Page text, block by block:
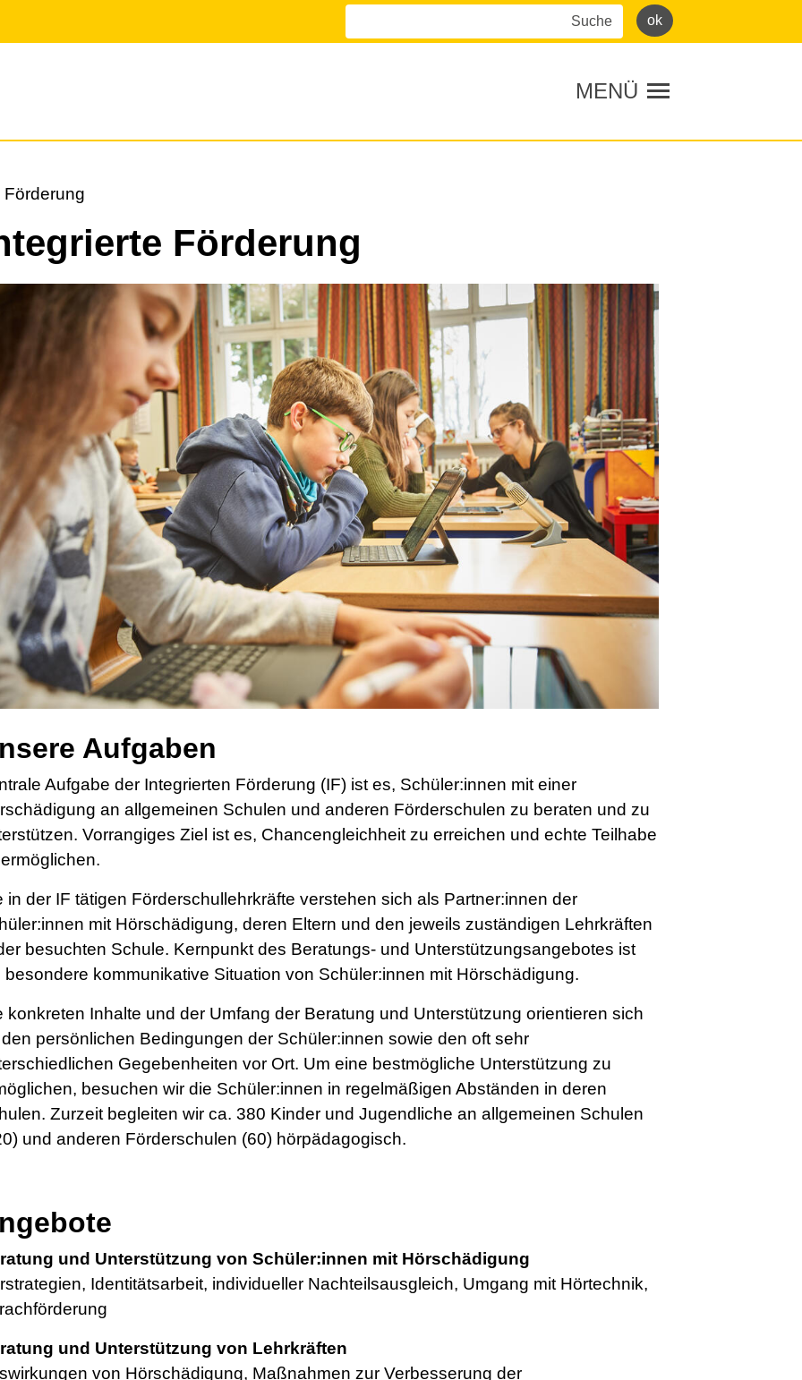
MENÜ Toggle navigation
Förderung
Förderung
Aufgaben
Aufgabe der Integrierten Förderung (IF) ist es, Schüler:innen mit einer
an allgemeinen Schulen und anderen Förderschulen zu beraten und zu
Vorrangiges Ziel ist es, Chancengleichheit zu erreichen und echte Teilhabe
in der IF tätigen Förderschullehrkräfte verstehen sich als Partner:innen der
mit Hörschädigung, deren Eltern und den jeweils zuständigen Lehrkräften
besuchten Schule. Kernpunkt des Beratungs- und Unterstützungsangebotes ist
besondere kommunikative Situation von Schüler:innen mit Hörschädigung.
konkreten Inhalte und der Umfang der Beratung und Unterstützung orientieren sich
persönlichen Bedingungen der Schüler:innen sowie den oft sehr
Gegebenheiten vor Ort. Um eine bestmögliche Unterstützung zu
besuchen wir die Schüler:innen in regelmäßigen Abständen in deren
Zurzeit begleiten wir ca. 380 Kinder und Jugendliche an allgemeinen Schulen
und anderen Förderschulen (60) hörpädagogisch.
und Unterstützung von Schüler:innen mit Hörschädigung
Identitätsarbeit, individueller Nachteilsausgleich, Umgang mit Hörtechnik,
und Unterstützung von Lehrkräften
von Hörschädigung, Maßnahmen zur Verbesserung der